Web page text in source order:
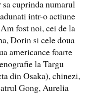
cuprinda numarul
intr-o actiune
fost noi, cei de la
Dorin si cele doua
americance foarte
la Targu
din Osaka), chinezi,
Gong, Aurelia